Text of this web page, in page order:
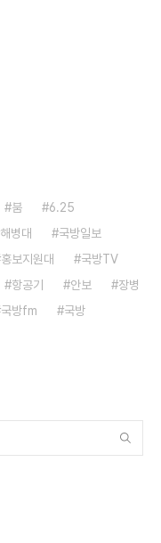
붐
6.25
해병대
국방일보
홍보지원대
국방TV
항공기 안보
장병
국방fm 국방